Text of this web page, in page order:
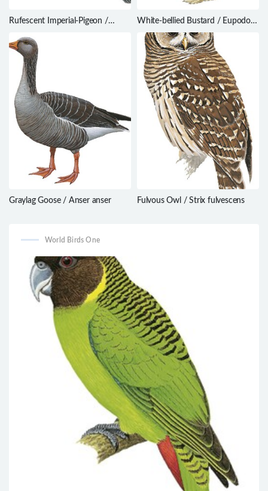
Rufescent Imperial-Pigeon /
White-bellied Bustard / Eupodotis
senegalensis
Graylag Goose / Anser anser Fulvous Owl / Strix fulvescens
World Birds One